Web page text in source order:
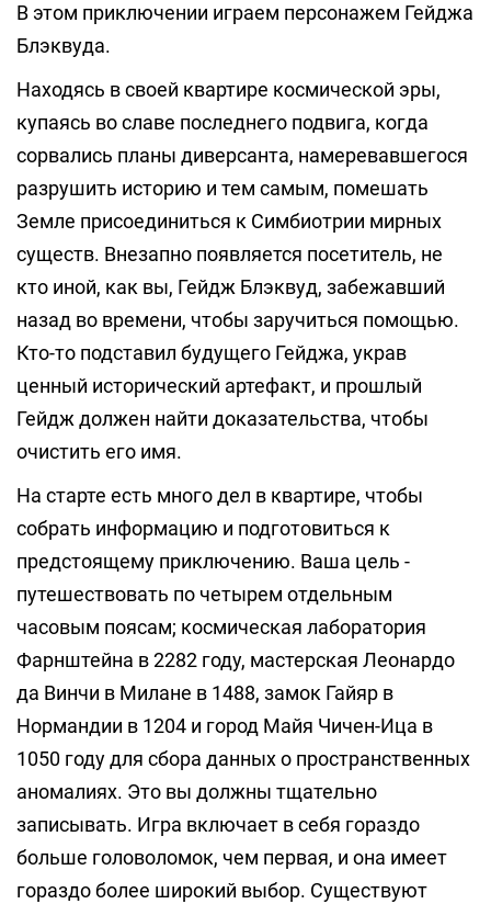
В этом приключении играем персонажем Гейджа
Блэквуда.
Находясь в своей квартире космической эры,
купаясь во славе последнего подвига, когда
сорвались планы диверсанта, намеревавшегося
разрушить историю и тем самым, помешать
Земле присоединиться к Симбиотрии мирных
существ. Внезапно появляется посетитель, не
кто иной, как вы, Гейдж Блэквуд, забежавший
назад во времени, чтобы заручиться помощью.
Кто-то подставил будущего Гейджа, украв
ценный исторический артефакт, и прошлый
Гейдж должен найти доказательства, чтобы
очистить его имя.
На старте есть много дел в квартире, чтобы
собрать информацию и подготовиться к
предстоящему приключению. Ваша цель -
путешествовать по четырем отдельным
часовым поясам; космическая лаборатория
Фарнштейна в 2282 году, мастерская Леонардо
да Винчи в Милане в 1488, замок Гайяр в
Нормандии в 1204 и город Майя Чичен-Ица в
1050 году для сбора данных о пространственных
аномалиях. Это вы должны тщательно
записывать. Игра включает в себя гораздо
больше головоломок, чем первая, и она имеет
гораздо более широкий выбор. Существуют